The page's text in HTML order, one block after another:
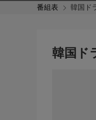
番組表 韓国ド
韓国ド